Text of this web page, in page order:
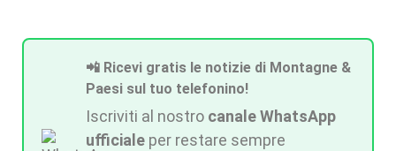
📲 Ricevi gratis le notizie di Montagne &
Paesi sul tuo telefonino!
Iscriviti al nostro canale WhatsApp
ufficiale per restare sempre